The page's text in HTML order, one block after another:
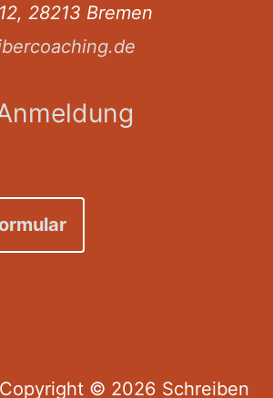
28213 Bremen
© 2026 Schreiben